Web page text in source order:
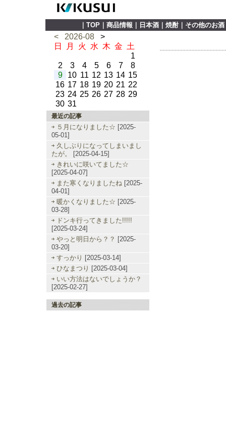
TOP 商品情報 日本酒 焼酎｜ その他のお酒
< 2026-08 >
日
月 火 水 木 金 土
1
2
3 4 5 6 7
8
9
10 11 12 13 14 15
16 17 18 19 20 21 22
23 24 25 26 27 28 29
30 31
最近の記事
５月になりました☆ [2025-
05-01]
久しぶりになってしまいまし
たが。
[2025-04-15]
きれいに咲いてました☆
[2025-04-07]
また寒くなりましたね [2025-
04-01]
暖かくなりました☆ [2025-
03-28]
ドンキ行ってきました!!!!!
[2025-03-24]
やっと明日から？？ [2025-
03-20]
すっかり [2025-03-14]
ひなまつり [2025-03-04]
いい方法はないでしょうか？
[2025-02-27]
過去の記事